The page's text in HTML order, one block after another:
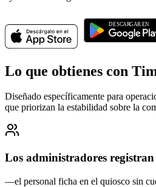
Lo que obtienes con
Diseñado específicamente para
que priorizan la estabilidad sobre la
Los administradores
—el personal ficha en el quiosco sin